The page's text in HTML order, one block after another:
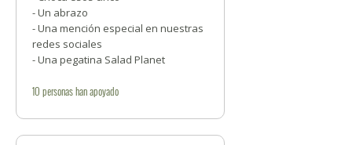
- Un abrazo
- Una mención especial en nuestras
redes sociales
- Una pegatina Salad Planet
10 personashan apoyado